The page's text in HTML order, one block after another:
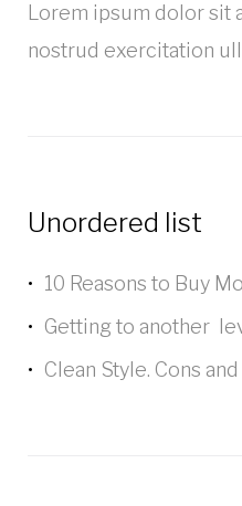
Lorem ipsum dolor
nostrud exercitation
Unordered list
10 Reasons to Buy
Getting to another
Clean Style. Cons